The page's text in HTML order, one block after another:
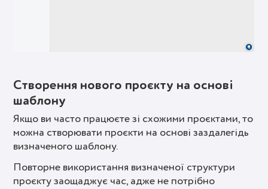
Створення нового проєкту на основі
шаблону
Якщо ви часто працюєте зі схожими проєктами, то
можна створювати проєкти на основі заздалегідь
визначеного шаблону.
Повторне використання визначеної структури
проєкту заощаджує час, адже не потрібно